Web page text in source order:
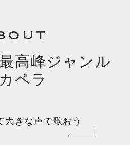
高峰ジャンル
ペラ
大きな声で歌おう